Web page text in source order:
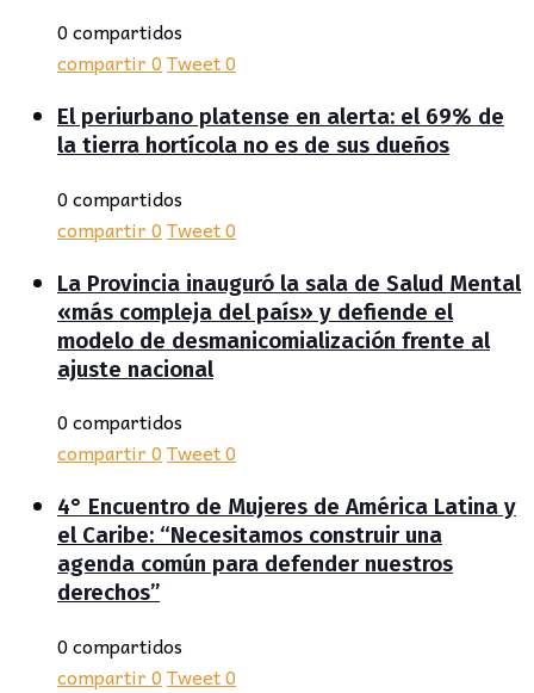
0 compartidos
compartir0Tweet0
El periurbano platense en alerta: el 69% de
la tierra hortícola no es de sus dueños
0 compartidos
compartir0Tweet0
La Provincia inauguró la sala de Salud Mental
«más compleja del país» y defiende el
modelo de desmanicomialización frente al
ajuste nacional
0 compartidos
compartir0Tweet0
4° Encuentro de Mujeres de América Latina y
el Caribe: “Necesitamos construir una
agenda común para defender nuestros
derechos”
0 compartidos
compartir0Tweet0